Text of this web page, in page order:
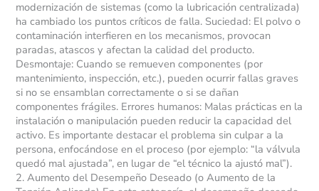
modernización de sistemas (como la lubricación centralizada)
ha cambiado los puntos críticos de falla. Suciedad: El polvo o
contaminación interfieren en los mecanismos, provocan
paradas, atascos y afectan la calidad del producto.
Desmontaje: Cuando se remueven componentes (por
mantenimiento, inspección, etc.), pueden ocurrir fallas graves
si no se ensamblan correctamente o si se dañan
componentes frágiles. Errores humanos: Malas prácticas en la
instalación o manipulación pueden reducir la capacidad del
activo. Es importante destacar el problema sin culpar a la
persona, enfocándose en el proceso (por ejemplo: “la válvula
quedó mal ajustada”, en lugar de “el técnico la ajustó mal”).
2. Aumento del Desempeño Deseado (o Aumento de la